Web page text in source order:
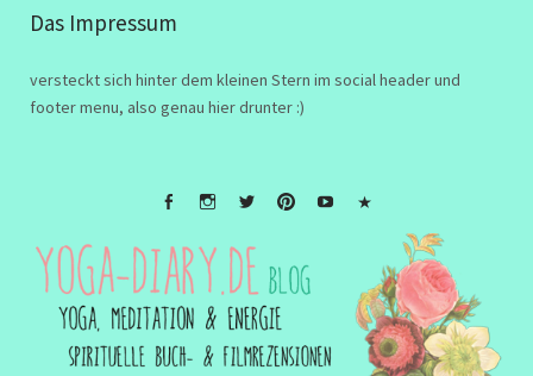
Das Impressum
versteckt sich hinter dem kleinen Stern im social header und
footer menu, also genau hier drunter :)
Impressum
Disclaimer